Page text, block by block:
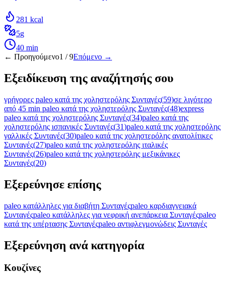
281 kcal
5g
40 min
← Προηγούμενο1 /9Επόμενο →
Εξειδίκευση της αναζήτησής σου
γρήγορες paleo κατά της χοληστερόλης Συνταγές(59)σε λιγότερο
από 45 min paleo κατά της χοληστερόλης Συνταγές(48)express
paleo κατά της χοληστερόλης Συνταγές(34)paleo κατά της
χοληστερόλης ισπανικές Συνταγές(31)paleo κατά της χοληστερόλης
γαλλικές Συνταγές(30)paleo κατά της χοληστερόλης ανατολίτικες
Συνταγές(27)paleo κατά της χοληστερόλης ιταλικές
Συνταγές(26)paleo κατά της χοληστερόλης μεξικάνικες
Συνταγές(20)
Εξερεύνησε επίσης
paleo κατάλληλες για διαβήτη Συνταγέςpaleo καρδιαγγειακά
Συνταγέςpaleo κατάλληλες για νεφρική ανεπάρκεια Συνταγέςpaleo
κατά της υπέρτασης Συνταγέςpaleo αντιφλεγμονώδεις Συνταγές
Εξερεύνηση ανά κατηγορία
Κουζίνες